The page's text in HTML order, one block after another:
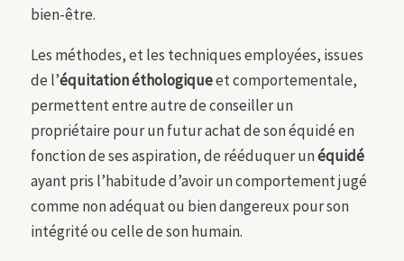
bien-être.
Les méthodes, et les techniques employées, issues
de l’équitation éthologiqueet comportementale,
permettent entre autre de conseiller un
propriétaire pour un futur achat de son équidé en
fonction de ses aspiration, de rééduquer unéquidé
ayant pris l’habitude d’avoir un comportement jugé
comme non adéquat ou bien dangereux pour son
intégrité ou celle de son humain.